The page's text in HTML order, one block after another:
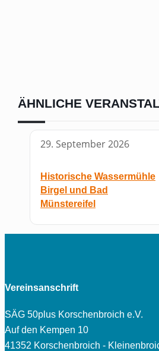
ÄHNLICHE
29. September 2026
Historische Wassermühle
Birgel und Bad
Münstereifel
Vereinsanschrift
SÄG 50plus Korschenbroich e.V.
Auf den Kempen 10
41352 Korschenbroich -